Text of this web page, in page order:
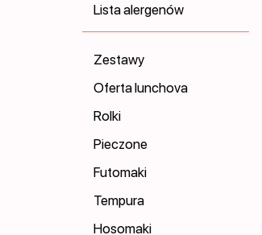
Lista alergenów
Zestawy
Oferta lunchova
Rolki
Pieczone
Futomaki
Tempura
Hosomaki